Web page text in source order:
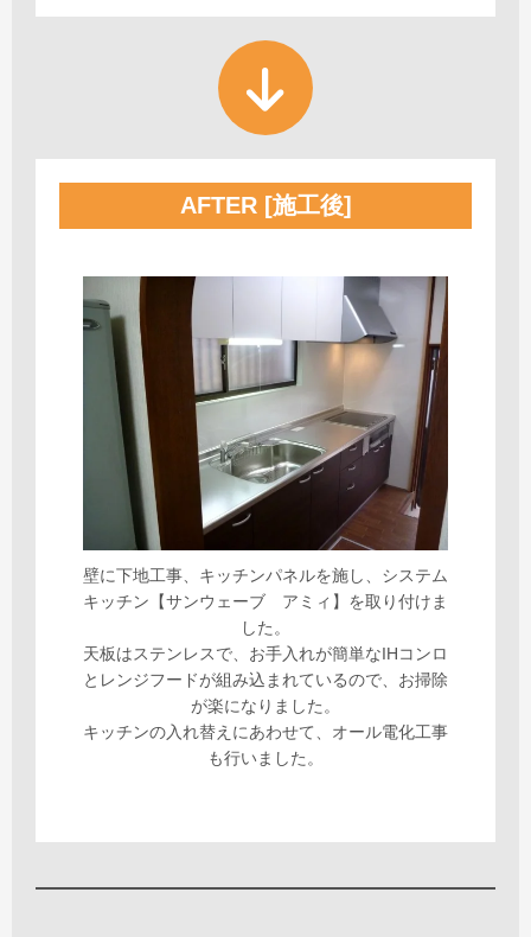
AFTER [施工後]
壁に下地工事、キッチンパネルを施し、システム
キッチン【サンウェーブ アミィ】を取り付けま
した。
天板はステンレスで、お手入れが簡単なIHコンロ
とレンジフードが組み込まれているので、お掃除
が楽になりました。
キッチンの入れ替えにあわせて、オール電化工事
も行いました。